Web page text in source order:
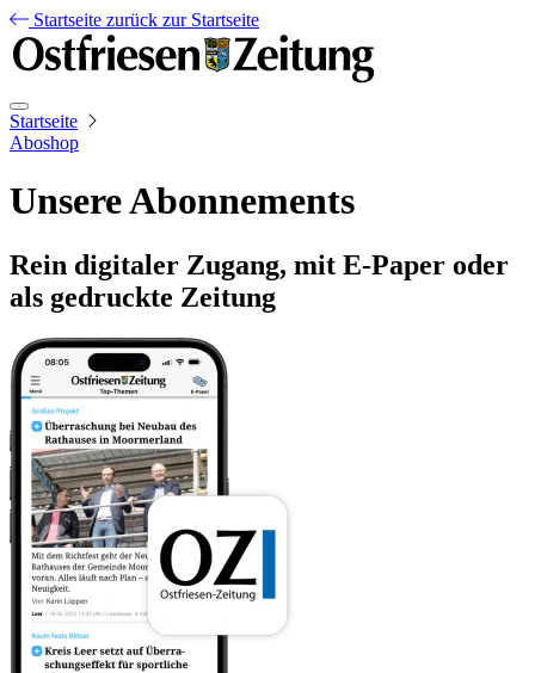
Startseite zurück zur Startseite
Startseite
Aboshop
Unsere Abonnements
Rein digitaler Zugang, mit E-Paper oder
als gedruckte Zeitung